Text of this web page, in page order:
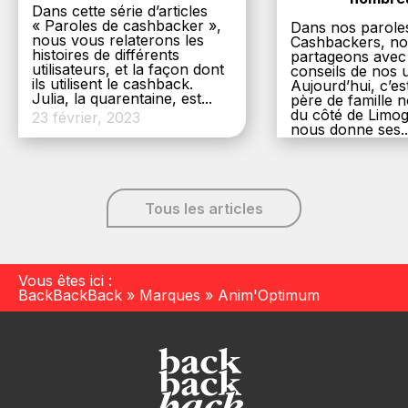
Dans cette série d’articles
« Paroles de cashbacker »,
nous vous relaterons les
histoires de différents
utilisateurs, et la façon dont
ils utilisent le cashback.
Julia, la quarentaine, est...
23 février, 2023
Dans nos
Cashbackers,
partageons
conseils de nos
Aujourd’hui,
père de famille
du côté de
nous donne
Tous les articles
Vous êtes ici :
BackBackBack » Marques » Anim'Optimum